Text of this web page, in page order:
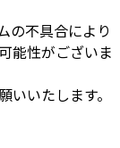
の不具合により
能性がございま
いたします。